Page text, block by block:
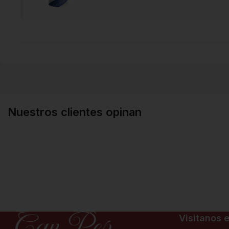
Nuestros clientes opinan
Visitanos